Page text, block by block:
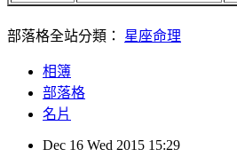
部落格全站分類： 星座命理
相簿
部落格
名片
Dec 16 Wed 2015 15:29